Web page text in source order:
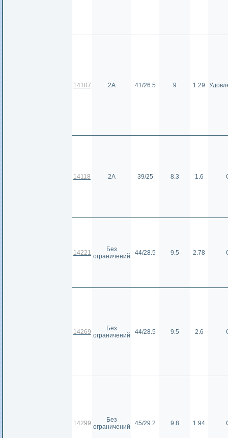
14107 2А 41/26.5 9 1.29
14118 2А 39/25 8.3 1.6
14221
Без
ограничений
44/28.5 9.5 2.78
14269
Без
ограничений
44/28.5 9.5 2.6
14299
Без
ограничений
45/29.2 9.8 1.94